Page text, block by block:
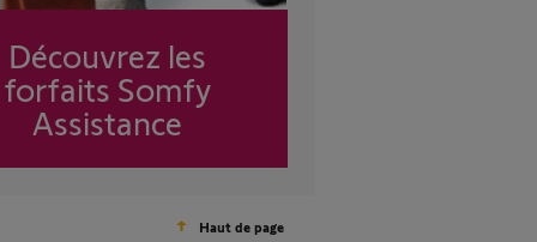
Découvrez les
forfaits Somfy
Assistance
Haut de page